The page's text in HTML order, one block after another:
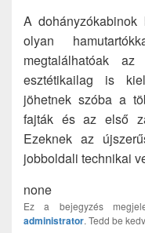
A
olyan
megtalálhatóak
esztétikailag is
jöhetnek szóba a
fajták és az első
Ezeknek az
jobboldali technikai
none
Ez a bejegyzés
administrator. Tedd be